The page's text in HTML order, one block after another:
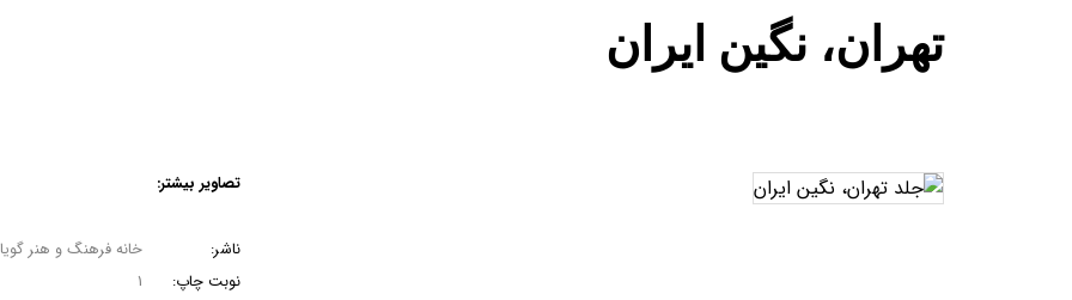
همه کتاب‌ها
تاریخ
قوانین سایت
تهران،‌ نگین ایران
ناشر:
خانه فرهنگ و هنر گویا
نوبت چاپ:
1